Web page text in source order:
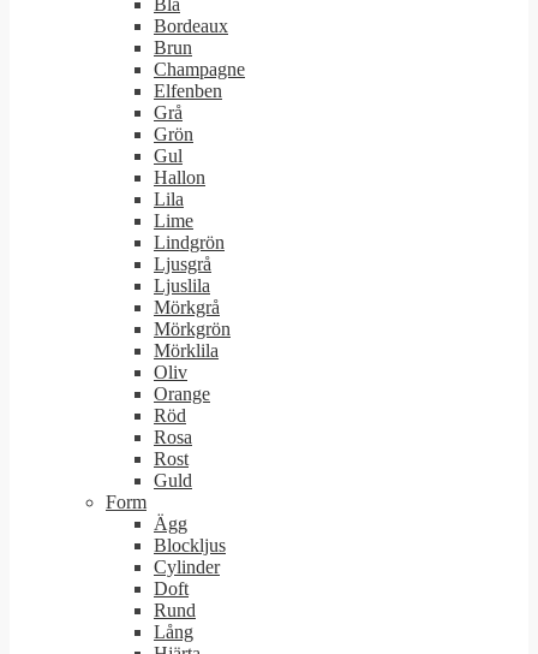
Blå
Bordeaux
Brun
Champagne
Elfenben
Grå
Grön
Gul
Hallon
Lila
Lime
Lindgrön
Ljusgrå
Ljuslila
Mörkgrå
Mörkgrön
Mörklila
Oliv
Orange
Röd
Rosa
Rost
Guld
Form
Ägg
Blockljus
Cylinder
Doft
Rund
Lång